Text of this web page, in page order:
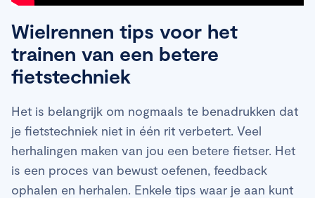
Wielrennen tips voor het
trainen van een betere
fietstechniek
Het is belangrijk om nogmaals te benadrukken dat
je fietstechniek niet in één rit verbetert. Veel
herhalingen maken van jou een betere fietser. Het
is een proces van bewust oefenen, feedback
ophalen en herhalen. Enkele tips waar je aan kunt